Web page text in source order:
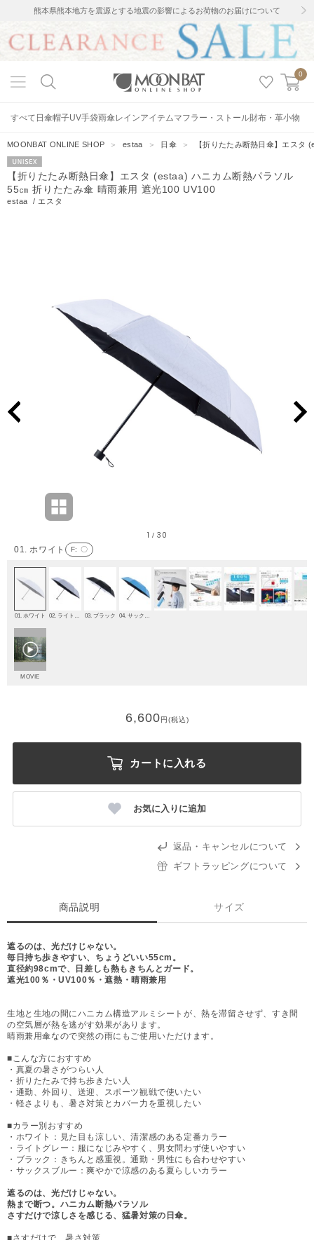
熊本県熊本地方を震源とする地震の影響によるお荷物のお届けについて
0
すべて 日傘帽子UV手袋雨傘レインアイテムマフラー・ストール財布・革小物
MOONBAT ONLINE SHOP ＞estaa ＞ 日傘 ＞ 【折りたたみ断熱日傘】エスタ
UNISEX
【折りたたみ断熱日傘】エスタ (estaa) ハニカム断熱パラソル
55㎝ 折りたたみ傘 晴雨兼用 遮光100 UV100
estaa / エスタ
01. ホワイト F: 〇
1 /30
01. ホワイト 03. ブラック
MOVIE
6,600円(税込)
カートに入れる
お気に入りに追加
返品・キャンセルについて
ギフトラッピングについて
商品説明 サイズ
遮るのは、光だけじゃない。
毎日持ち歩きやすい、ちょうどいい55cm。
直径約98cmで、日差しも熱もきちんとガード。
遮光100％・UV100％・遮熱・晴雨兼用
生地と生地の間にハニカム構造アルミシートが、熱を滞留させず、すき間
の空気層が熱を逃がす効果があります。
晴雨兼用傘なので突然の雨にもご使用いただけます。
■こんな方におすすめ
・真夏の暑さがつらい人
・折りたたみで持ち歩きたい人
・通勤、外回り、送迎、スポーツ観戦で使いたい
・軽さよりも、暑さ対策とカバー力を重視したい
■カラー別おすすめ
・ホワイト：見た目も涼しい、清潔感のある定番カラー
・ライトグレー：服になじみやすく、男女問わず使いやすい
・ブラック：きちんと感重視。通勤・男性にも合わせやすい
・サックスブルー：爽やかで涼感のある夏らしいカラー
遮るのは、光だけじゃない。
熱まで断つ。ハニカム断熱パラソル
さすだけで涼しさを感じる、猛暑対策の日傘。
■さすだけで、暑さ対策